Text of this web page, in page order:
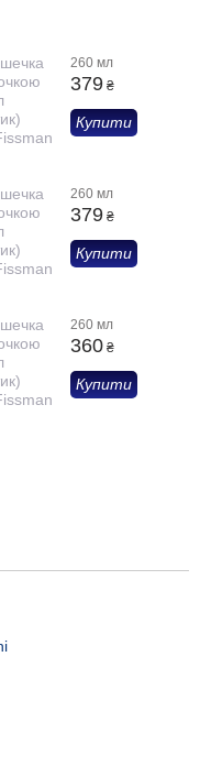
260 мл
379 ₴
Купити
260 мл
379 ₴
Купити
260 мл
360 ₴
Купити